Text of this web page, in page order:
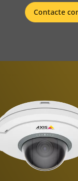
Contacte